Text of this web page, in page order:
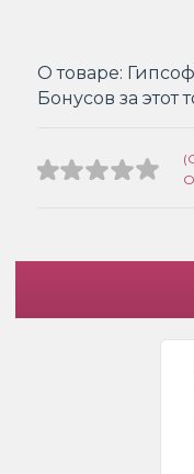
О товаре:
Бонусов за этот